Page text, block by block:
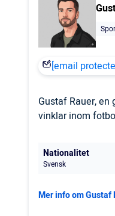
[email
Gustaf Rauer,
vinklar inom
Nationalitet
Svensk
Mer info om Gustaf